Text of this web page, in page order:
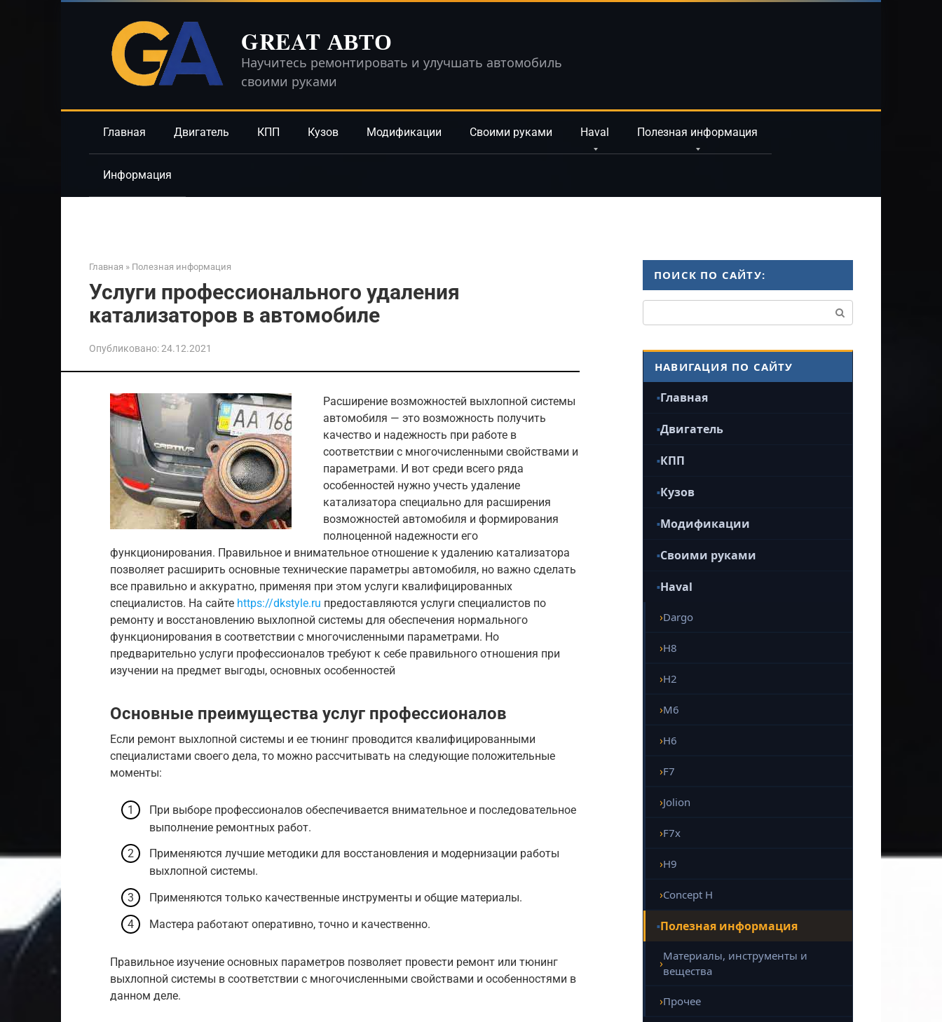
GREAT АВТО
Научитесь ремонтировать и улучшать автомобиль
своими руками
Главная Двигатель КПП Кузов Модификации Своими руками Haval Полезная информация
Информация
Главная » Полезная информация
Услуги профессионального удаления
катализаторов в автомобиле
Опубликовано:24.12.2021
Расширение возможностей выхлопной системы
автомобиля — это возможность получить
качество и надежность при работе в
соответствии с многочисленными свойствами и
параметрами. И вот среди всего ряда
особенностей нужно учесть удаление
катализатора специально для расширения
возможностей автомобиля и формирования
полноценной надежности его
функционирования. Правильное и внимательное отношение к удалению катализатора
позволяет расширить основные технические параметры автомобиля, но важно сделать
все правильно и аккуратно, применяя при этом услуги квалифицированных
специалистов. На сайте https://dkstyle.ru предоставляются услуги специалистов по
ремонту и восстановлению выхлопной системы для обеспечения нормального
функционирования в соответствии с многочисленными параметрами. Но
предварительно услуги профессионалов требуют к себе правильного отношения при
изучении на предмет выгоды, основных особенностей
Основные преимущества услуг профессионалов
Если ремонт выхлопной системы и ее тюнинг проводится квалифицированными
специалистами своего дела, то можно рассчитывать на следующие положительные
моменты:
При выборе профессионалов обеспечивается внимательное и последовательное
выполнение ремонтных работ.
Применяются лучшие методики для восстановления и модернизации работы
выхлопной системы.
Применяются только качественные инструменты и общие материалы.
Мастера работают оперативно, точно и качественно.
Правильное изучение основных параметров позволяет провести ремонт или тюнинг
выхлопной системы в соответствии с многочисленными свойствами и особенностями в
данном деле.
ПОИСК ПО САЙТУ:
НАВИГАЦИЯ ПО САЙТУ
Главная
Двигатель
КПП
Кузов
Модификации
Своими руками
Haval
Dargo
H8
H2
M6
H6
F7
Jolion
F7x
H9
Concept H
Полезная информация
Материалы, инструменты и
вещества
Прочее